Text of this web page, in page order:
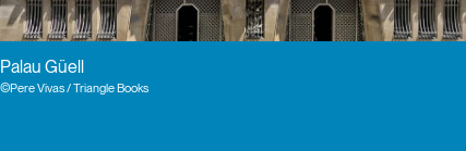
Palau Güell
©Pere Vivas / Triangle Books
Palau Güell
©Pere Vivas / Triangle Books